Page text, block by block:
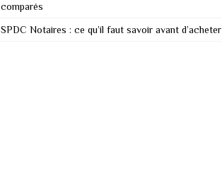
comparés
SPDC Notaires : ce qu’il faut savoir avant d’acheter